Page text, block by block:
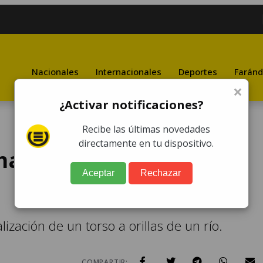
Nacionales Internacionales Deportes
en San Miguel
de un torso a orillas de un río.
×
¿Activar notificaciones?
Recibe las últimas novedades
directamente en tu dispositivo.
Aceptar Rechazar